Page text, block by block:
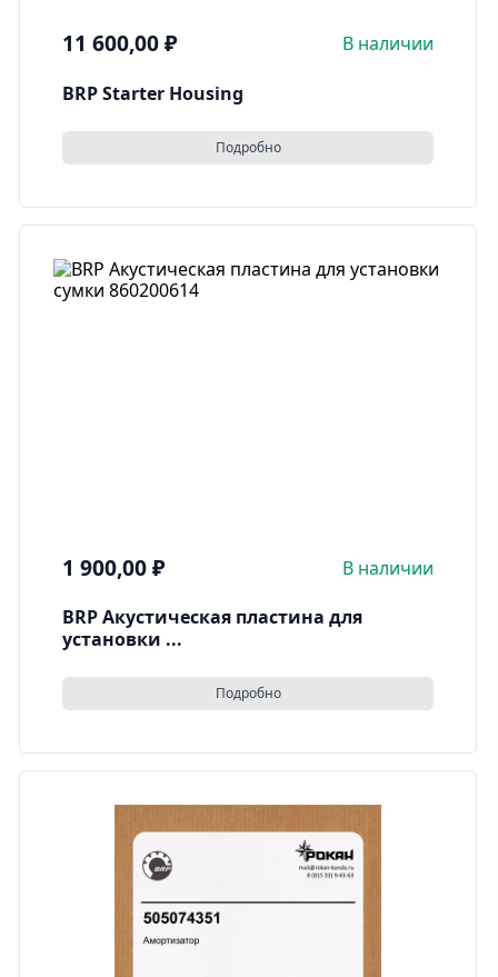
11 600,00₽ В наличии
BRP Starter Housing
Подробно
1 900,00₽ В наличии
BRP Акустическая пластина для
установки ...
Подробно